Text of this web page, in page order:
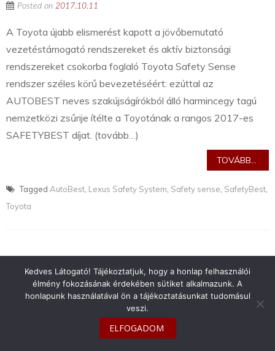
Posted on 2017.10.11
A Toyota újabb elismerést kapott a jövőbemutató
vezetéstámogató rendszereket és aktív biztonsági
rendszereket csokorba foglaló Toyota Safety Sense
rendszer széles körű bevezetéséért: ezúttal az
AUTOBEST neves szakújságírókból álló harmincegy tagú
nemzetközi zsűrije ítélte a Toyotának a rangos 2017-es
SAFETYBEST díjat. (tovább…)
TOVÁBB...
Tagged AutoBest Lexus Safety System Safety sense SafetyBest
Toyota
info@toyotaclub.hu
Copyright © 2026Toyota Klub Magyarország
Kedves Látogató! Tájékoztatjuk, hogy a honlap felhasználói
élmény fokozásának érdekében sütiket alkalmazunk. A
honlapunk használatával ön a tájékoztatásunkat tudomásul
veszi.
ELFOGADOM